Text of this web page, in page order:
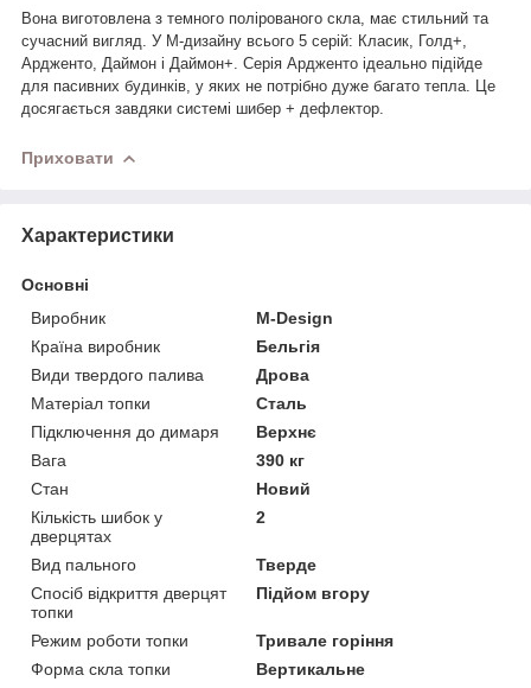
Вона виготовлена з темного полірованого скла, має стильний та
сучасний вигляд. У М-дизайну всього 5 серій: Класик, Голд+,
Ардженто, Даймон і Даймон+. Серія Ардженто ідеально підійде
для пасивних будинків, у яких не потрібно дуже багато тепла. Це
досягається завдяки системі шибер + дефлектор.
Приховати
Характеристики
Основні
Виробник
M-Design
Країна виробник
Бельгія
Види твердого палива
Дрова
Матеріал топки
Сталь
Підключення до димаря
Верхнє
Вага
390 кг
Стан
Новий
Кількість шибок у
дверцятах
2
Вид пального
Тверде
Спосіб відкриття дверцят
топки
Підйом вгору
Режим роботи топки
Тривале горіння
Форма скла топки
Вертикальне